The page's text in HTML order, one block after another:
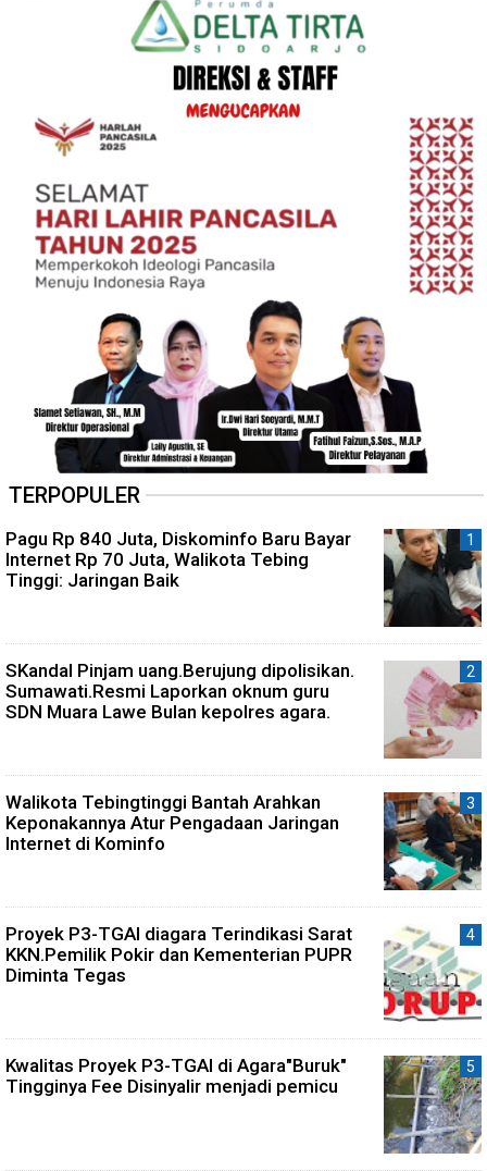
TERPOPULER
Pagu Rp 840 Juta, Diskominfo Baru Bayar
Internet Rp 70 Juta, Walikota Tebing
Tinggi: Jaringan Baik
SKandal Pinjam uang.Berujung dipolisikan.
Sumawati.Resmi Laporkan oknum guru
SDN Muara Lawe Bulan kepolres agara.
Walikota Tebingtinggi Bantah Arahkan
Keponakannya Atur Pengadaan Jaringan
Internet di Kominfo
Proyek P3-TGAI diagara Terindikasi Sarat
KKN.Pemilik Pokir dan Kementerian PUPR
Diminta Tegas
Kwalitas Proyek P3-TGAI di Agara"Buruk"
Tingginya Fee Disinyalir menjadi pemicu